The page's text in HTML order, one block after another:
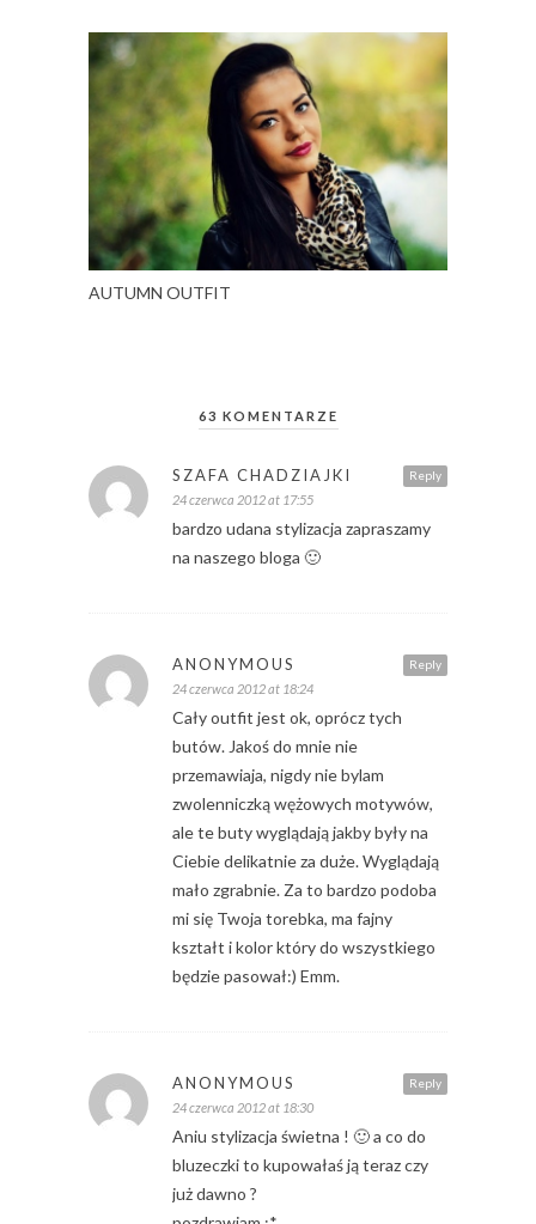
AUTUMN OUTFIT
63 KOMENTARZE
Reply
SZAFA CHADZIAJKI
24 czerwca 2012 at 17:55
bardzo udana stylizacja zapraszamy
na naszego bloga 🙂
Reply
ANONYMOUS
24 czerwca 2012 at 18:24
Cały outfit jest ok, oprócz tych
butów. Jakoś do mnie nie
przemawiaja, nigdy nie bylam
zwolenniczką wężowych motywów,
ale te buty wyglądają jakby były na
Ciebie delikatnie za duże. Wyglądają
mało zgrabnie. Za to bardzo podoba
mi się Twoja torebka, ma fajny
kształt i kolor który do wszystkiego
będzie pasował:) Emm.
Reply
ANONYMOUS
24 czerwca 2012 at 18:30
Aniu stylizacja świetna ! 🙂 a co do
bluzeczki to kupowałaś ją teraz czy
już dawno ?